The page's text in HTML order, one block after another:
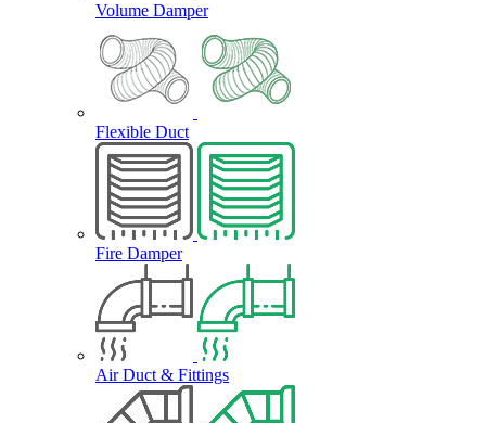
Volume Damper
Flexible Duct
Fire Damper
Air Duct & Fittings